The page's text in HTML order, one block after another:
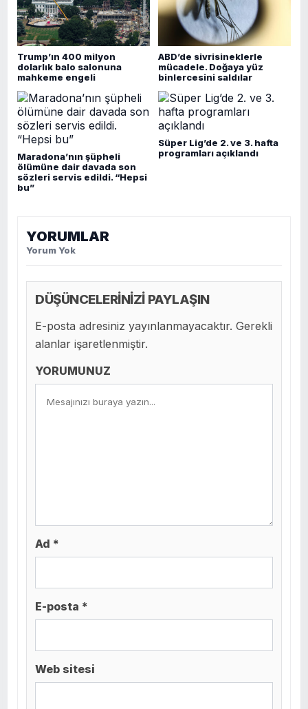
Trump’ın 400 milyon
dolarlık balo salonuna
mahkeme engeli
ABD’de sivrisineklerle
mücadele. Doğaya yüz
binlercesini saldılar
Maradona’nın şüpheli
ölümüne dair davada son
sözleri servis edildi. “Hepsi
bu”
Süper Lig’de 2. ve 3. hafta
programları açıklandı
YORUMLAR
Yorum Yok
DÜŞÜNCELERİNİZİ PAYLAŞIN
E-posta adresiniz yayınlanmayacaktır. Gerekli
alanlar işaretlenmiştir.
YORUMUNUZ
Ad *
E-posta *
Web sitesi